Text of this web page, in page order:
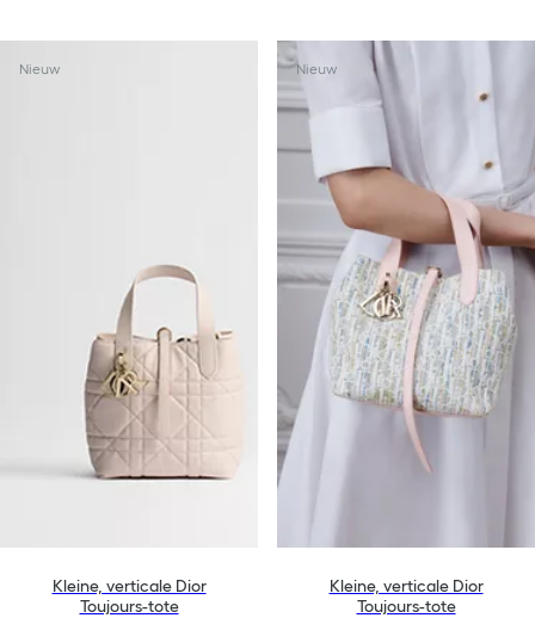
Nieuw
Kleine, verticale Dior
Toujours-tote
Nieuw
Kleine, verticale Dior
Toujours-tote